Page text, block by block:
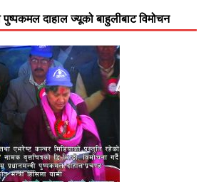
पुष्पकमल दाहाल ज्यूको बाहुलीबाट विमोचन